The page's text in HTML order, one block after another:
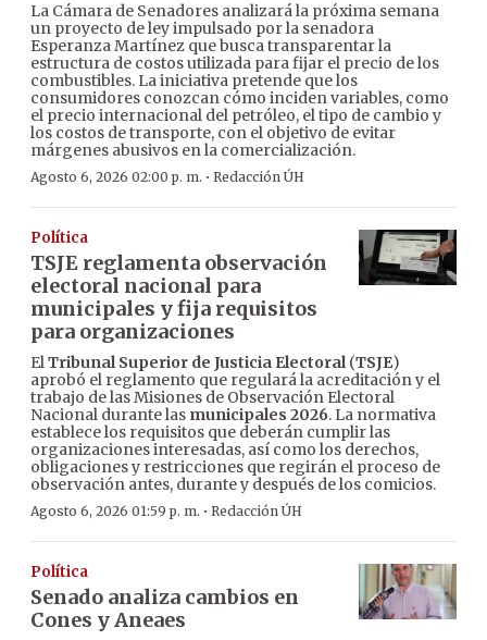
La Cámara de Senadores analizará la próxima semana
un proyecto de ley impulsado por la senadora
Esperanza Martínez que busca transparentar la
estructura de costos utilizada para fijar el precio de los
combustibles. La iniciativa pretende que los
consumidores conozcan cómo inciden variables, como
el precio internacional del petróleo, el tipo de cambio y
los costos de transporte, con el objetivo de evitar
márgenes abusivos en la comercialización.
Agosto 6, 2026 02:00 p. m. · Redacción ÚH
Política
TSJE reglamenta observación
electoral nacional para
municipales y fija requisitos
para organizaciones
ElTribunal Superior de Justicia Electoral(TSJE)
aprobó el reglamento que regulará la acreditación y el
trabajo de las Misiones de Observación Electoral
Nacional durante las municipales 2026. La normativa
establece los requisitos que deberán cumplir las
organizaciones interesadas, así como los derechos,
obligaciones y restricciones que regirán el proceso de
observación antes, durante y después de los comicios.
Agosto 6, 2026 01:59 p. m. · Redacción ÚH
Política
Senado analiza cambios en
Cones y Aneaes